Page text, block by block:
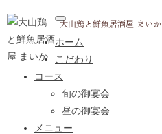
大山鶏と鮮魚居酒屋 まいか
toggle navigation
ホーム
こだわり
コース
旬の御宴会
昼の御宴会
メニュー